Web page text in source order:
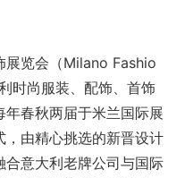
展览会（Milano Fashio
时尚服装、配饰、首饰
春秋两届于米兰国际展
，由精心挑选的新晋设计
合意大利老牌公司与国际